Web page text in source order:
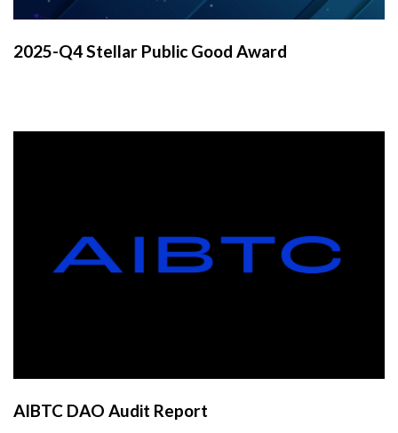
2025-Q4 Stellar Public Good Award
AIBTC DAO Audit Report